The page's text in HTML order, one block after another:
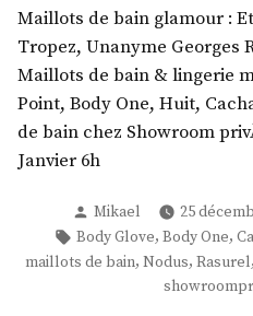
e
»
p
r
i
v
e
d
S
y
l
v
,
C
i
a
r
i
n
e
J
i
Maillots de bain glamour :
Tropez, Unanyme Georges
Maillots de bain & lingerie
Point, Body One, Huit,
de bain chez Showroom
Janvier 6h
Publié
par
Mikael 25
Étiquettes :
Body Glove, Body One,
maillots de bain, Nodus, Rasurel,